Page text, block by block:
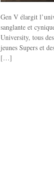
Gen V élargit
sanglante et
University, tous
jeunes Supers et
[…]